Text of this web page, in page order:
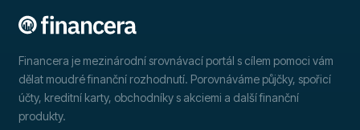
Financera je mezinárodní srovnávací portál s cílem pomoci vám
dělat moudré finanční rozhodnutí. Porovnáváme půjčky, spořicí
účty, kreditní karty, obchodníky s akciemi a další finanční
produkty.